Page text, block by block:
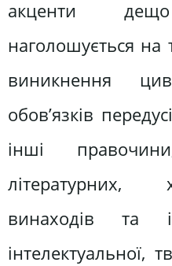
акценти
наголошується на
виникнення
обов’язків
інші
літературних,
винаходів та
інтелектуальної,